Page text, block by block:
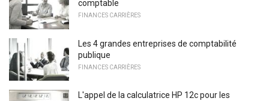
comptable
FINANCES CARRIÈRES
Les 4 grandes entreprises de comptabilité
publique
FINANCES CARRIÈRES
L'appel de la calculatrice HP 12c pour les